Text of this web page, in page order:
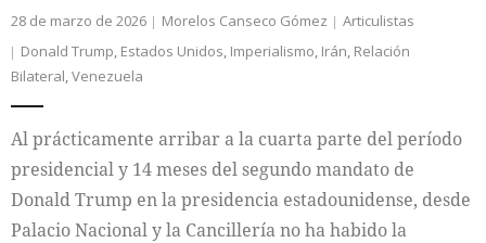
28 de marzo de 2026 Morelos Canseco Gómez
Articulistas
Donald Trump, Estados Unidos, Imperialismo, Irán, Relación
Bilateral,Venezuela
Al prácticamente arribar a la cuarta parte del período
presidencial y 14 meses del segundo mandato de
Donald Trump en la presidencia estadounidense, desde
Palacio Nacional y la Cancillería no ha habido la